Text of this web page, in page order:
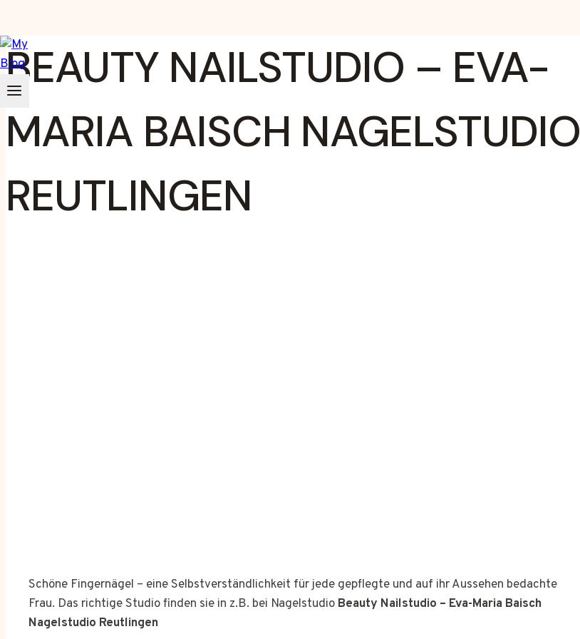
Zum
Inhalt
springen
BEAUTY NAILSTUDIO – EVA-
MARIA BAISCH NAGELSTUDIO
REUTLINGEN
Schöne Fingernägel – eine Selbstverständlichkeit für jede gepflegte und auf ihr Aussehen bedachte
Frau. Das richtige Studio finden sie in z.B. bei Nagelstudio Beauty Nailstudio – Eva-Maria Baisch
Nagelstudio Reutlingen